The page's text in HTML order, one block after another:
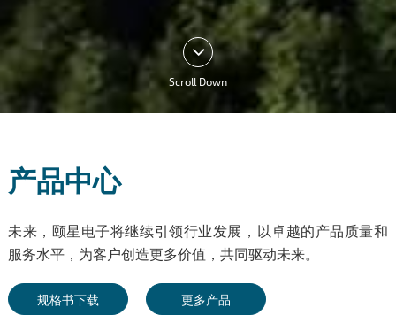
Scroll Down
产品中心
未来，颐星电子将继续引领行业发展，以卓越的产品质量和
服务水平，为客户创造更多价值，共同驱动未来。
规格书下载 更多产品